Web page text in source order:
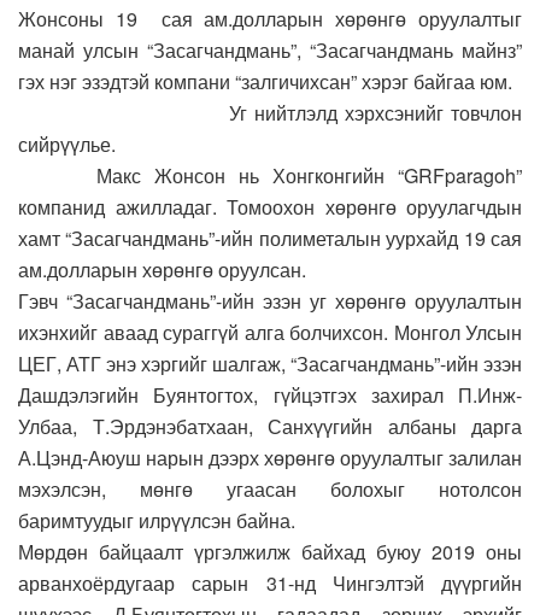
Жонсоны 19 сая ам.долларын хөрөнгө оруулалтыг
манай улсын “Засагчандмань”, “Засагчандмань майнз”
гэх нэг эзэдтэй компани “залгичихсан” хэрэг байгаа юм.
Уг нийтлэлд хэрхсэнийг товчлон
сийрүүлье.
Макс Жонсон нь Хонгконгийн “GRFparagoh”
компанид ажилладаг. Томоохон хөрөнгө оруулагчдын
хамт “Засагчандмань”-ийн полиметалын уурхайд 19 сая
ам.долларын хөрөнгө оруулсан.
Гэвч “Засагчандмань”-ийн эзэн уг хөрөнгө оруулалтын
ихэнхийг аваад сураггүй алга болчихсон. Монгол Улсын
ЦЕГ, АТГ энэ хэргийг шалгаж, “Засагчандмань”-ийн эзэн
Дашдэлэгийн Буянтогтох, гүйцэтгэх захирал П.Инж-
Улбаа, Т.Эрдэнэбатхаан, Санхүүгийн албаны дарга
А.Цэнд-Аюуш нарын дээрх хөрөнгө оруулалтыг залилан
мэхэлсэн, мөнгө угаасан болохыг нотолсон
баримтуудыг илрүүлсэн байна.
Мөрдөн байцаалт үргэлжилж байхад буюу 2019 оны
арванхоёрдугаар сарын 31-нд Чингэлтэй дүүргийн